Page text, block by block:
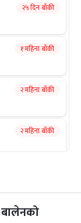
२५ दिन बाँकी
१ महिना बाँकी
२ महिना बाँकी
२ महिना बाँकी
२ महिना बाँकी